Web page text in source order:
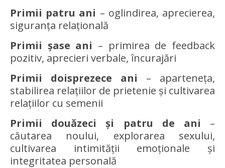
Primii patru ani – oglindirea, aprecierea,
siguranța relațională
Primii șase ani – primirea de feedback
pozitiv, aprecieri verbale, încurajări
Primii doisprezece ani – aparteneța,
stabilirea relațiilor de prietenie și cultivarea
relațiilor cu semenii
Primii douăzeci și patru de ani –
căutarea noului, explorarea sexului,
cultivarea intimității emoționale și
integritatea personală